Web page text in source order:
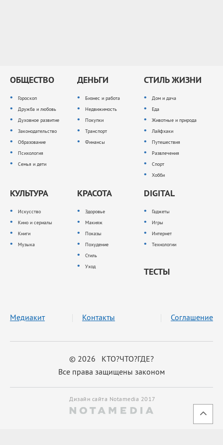
ОБЩЕСТВО
Гороскоп
Дружба и любовь
Духовное развитие
Законодательство
Образование
Психология
Семья и дети
ДЕНЬГИ
Бизнес и работа
Недвижимость
Покупки
Транспорт
Финансы
СТИЛЬ ЖИЗНИ
Дом и дача
Еда
Животные и природа
Лайфхаки
Путешествия
Развлечения
Спорт
Хобби
КУЛЬТУРА
Искусство
Кино и сериалы
Книги
Музыка
КРАСОТА
Здоровье
Макияж
Показы
Похудение
Стиль
Уход
DIGITAL
Гаджеты
Игры
Интернет
Технологии
ТЕСТЫ
© 2026 КТО?ЧТО?ГДЕ?
Все права защищены законом
Медиакит Контакты Соглашение
Дизайн сайта Notamedia 2017